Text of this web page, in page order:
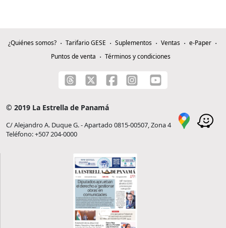
¿Quiénes somos? Tarifario GESE Suplementos Ventas
e-Paper
Puntos de venta
Términos y condiciones
© 2019 La Estrella de Panamá
C/ Alejandro A. Duque G. - Apartado 0815-00507, Zona 4
Teléfono: +507 204-0000